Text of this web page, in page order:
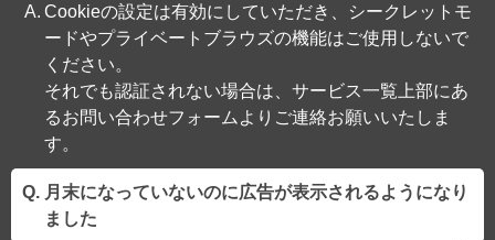
Cookieの設定は有効にしていただき、シークレットモ
ードやプライベートブラウズの機能はご使用しないで
ください。
それでも認証されない場合は、サービス一覧上部にあ
るお問い合わせフォームよりご連絡お願いいたしま
す。
月末になっていないのに広告が表示されるようになり
ました